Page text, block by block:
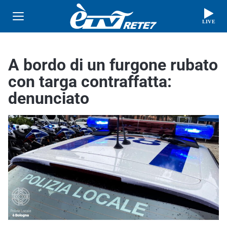
LIVE
A bordo di un furgone rubato
con targa contraffatta:
denunciato